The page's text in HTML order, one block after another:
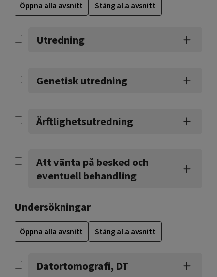
Öppna alla avsnitt Stäng alla avsnitt
Utredning
Genetisk utredning
Ärftlighetsutredning
Att vänta på besked och
eventuell behandling
Undersökningar
Öppna alla avsnitt Stäng alla avsnitt
Datortomografi, DT